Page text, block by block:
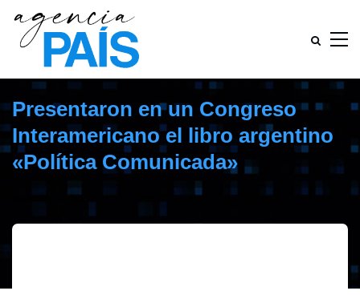
Presentaron en un Congreso
Interamericano el libro argentino
«Política Comunicada»
septiembre 26, 2019